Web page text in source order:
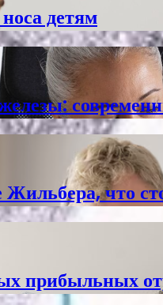
детям
что
прибыльных